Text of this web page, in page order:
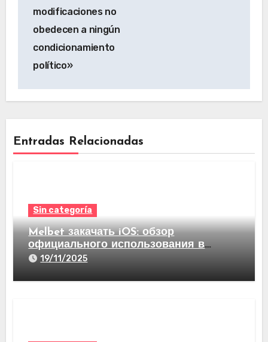
modificaciones no
obedecen a ningún
condicionamiento
político»
Entradas Relacionadas
Sin categoría
Melbet закачать iOS: обзор
официального использования в
видах став на спорт а еще казино
19/11/2025